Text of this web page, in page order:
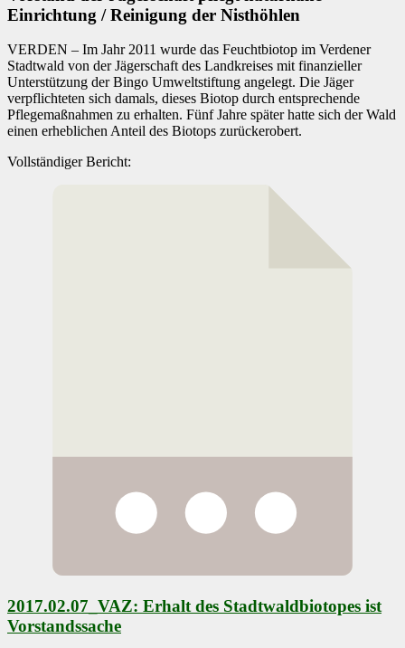
Einrichtung / Reinigung der Nisthöhlen
VERDEN – Im Jahr 2011 wurde das Feuchtbiotop im Verdener
Stadtwald von der Jägerschaft des Landkreises mit finanzieller
Unterstützung der Bingo Umweltstiftung angelegt. Die Jäger
verpflichteten sich damals, dieses Biotop durch entsprechende
Pflegemaßnahmen zu erhalten. Fünf Jahre später hatte sich der Wald
einen erheblichen Anteil des Biotops zurückerobert.
Vollständiger Bericht:
2017.02.07_VAZ: Erhalt des Stadtwaldbiotopes ist
Vorstandssache